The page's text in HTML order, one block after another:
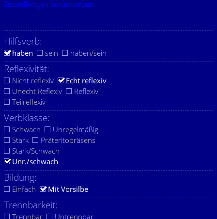
Einstellungen zurücksetzen.
Hilfsverb:
haben sein haben/sein
Reflexivität:
Nicht reflexiv
Echt reflexiv
Unecht Reflexiv
Reflexiv
Teilreflexiv
Verbklasse:
Schwach
Unregelmäßig
Stark
Präteritopräsens
Stark/Schwach
Unr./schwach
Bildung:
Einfach Mit Vorsilbe
Trennbarkeit:
Trennbar
Untrennbar